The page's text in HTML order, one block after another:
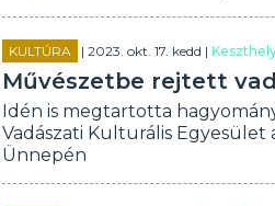
KULTÚRA | 2023. okt. 17. kedd |
Művészetbe rejtett
Idén is megtartotta
Vadászati Kulturális Egyesület
Ünnepén